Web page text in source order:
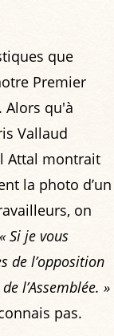
que
Premier
Alors qu'à
Vallaud
Attal montrait
la photo d’un
on
« Si je vous
de l’opposition
l’Assemblée. »
pas.